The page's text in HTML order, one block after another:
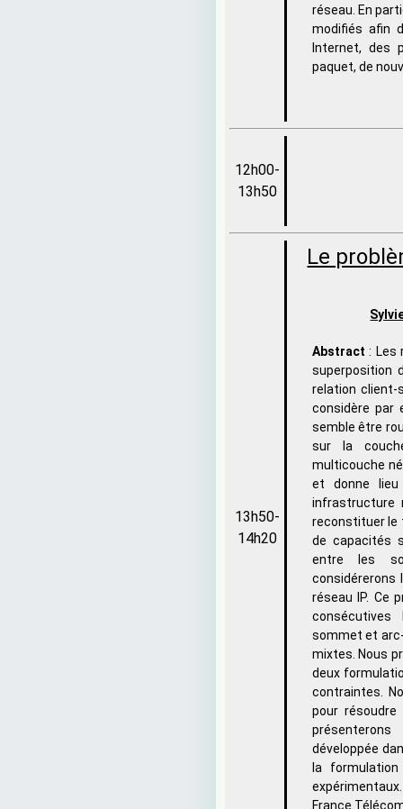
réseau. En
modifiés afin
Internet, des
paquet, de
12h00-
13h50
13h50-
14h20
Le
Abstract : Les
superposition
relation client-
considère par
semble être
sur la
multicouche
et donne lieu
infrastructure
reconstituer le
de capacités
entre les
considérerons
réseau IP. Ce
consécutives
sommet et
mixtes. Nous
deux
contraintes.
pour
développée
la
France